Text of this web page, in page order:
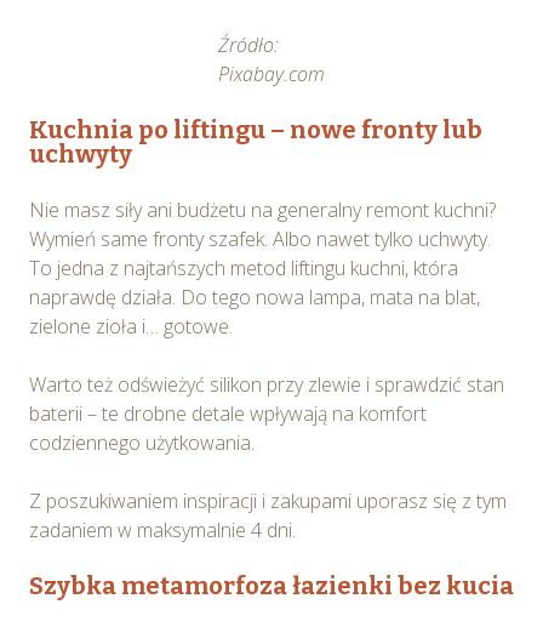
Źródło:
Pixabay.com
Kuchnia po liftingu – nowe fronty lub
uchwyty
Nie masz siły ani budżetu na generalny remont kuchni?
Wymień same fronty szafek. Albo nawet tylko uchwyty.
To jedna z najtańszych metod liftingu kuchni, która
naprawdę działa. Do tego nowa lampa, mata na blat,
zielone zioła i… gotowe.
Warto też odświeżyć silikon przy zlewie i sprawdzić stan
baterii – te drobne detale wpływają na komfort
codziennego użytkowania.
Z poszukiwaniem inspiracji i zakupami uporasz się z tym
zadaniem w maksymalnie 4 dni.
Szybka metamorfoza łazienki bez kucia